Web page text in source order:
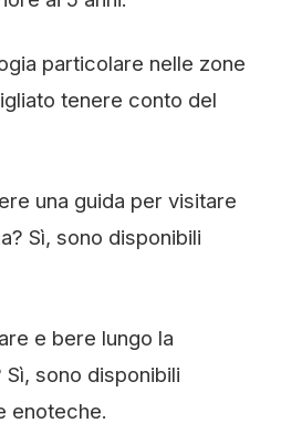
particolare nelle zone
tenere conto del
una guida per visitare
Sì, sono disponibili
e bere lungo la
Sì, sono disponibili
enoteche.